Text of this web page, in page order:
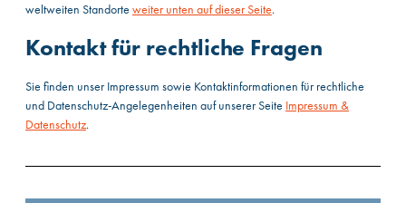
weltweiten Standorte weiter unten auf dieser Seite.
Kontakt für rechtliche Fragen
Sie finden unser Impressum sowie Kontaktinformationen für rechtliche
und Datenschutz-Angelegenheiten auf unserer Seite Impressum &
Datenschutz.